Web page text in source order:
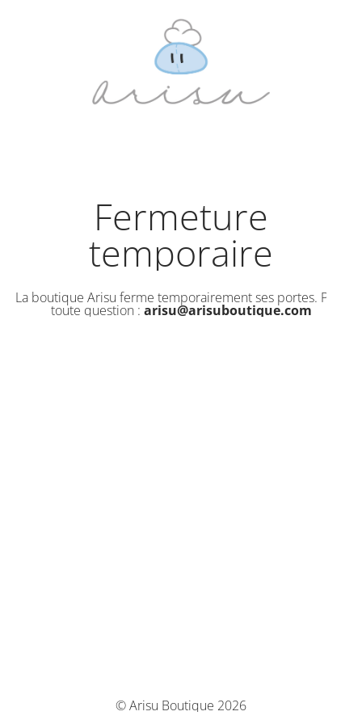
Fermeture
temporaire
La boutique Arisu ferme temporairement ses portes. Pour
toute question : arisu@arisuboutique.com
© Arisu Boutique 2026